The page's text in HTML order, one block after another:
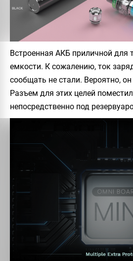
Встроенная АКБ приличной для
емкости. К сожалению, ток
сообщать не стали. Вероятно,
Разъем для этих целей
непосредственно под